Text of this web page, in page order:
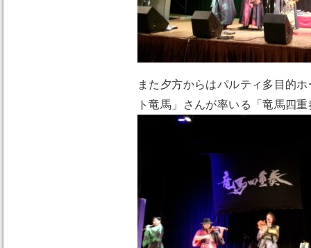
また夕方からはパルティ多目的
ト竜馬」さんが率いる「竜馬四